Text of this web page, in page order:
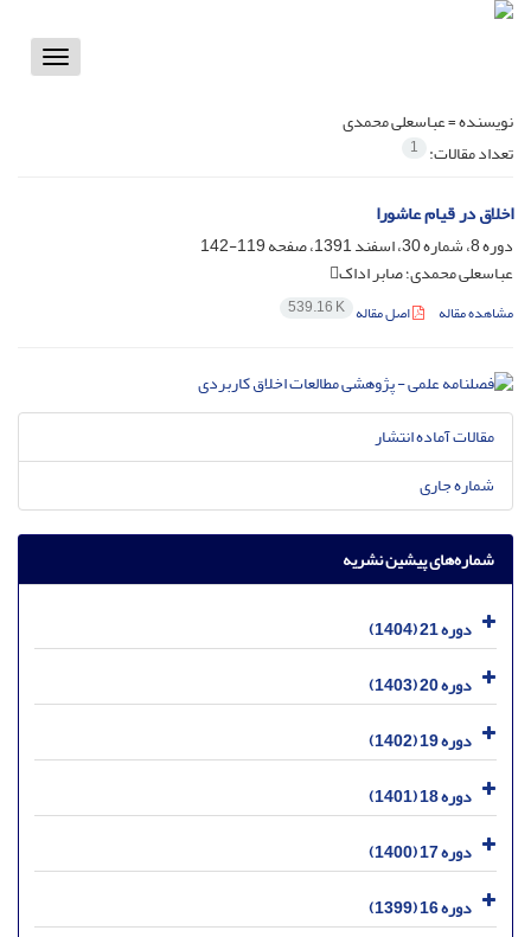
Toggle
نویسنده =عباسعلی محمدی
تعداد مقالات: 1
اخلاق در قیام عاشورا
دوره 8، شماره 30، اسفند 1391، صفحه
119-142
عباسعلی محمدی؛ صابر اداک
مشاهده مقاله اصل مقاله 539.16 K
مقالات آماده انتشار
شماره جاری
شماره‌های پیشین نشریه
دوره 21 (1404)
دوره 20 (1403)
دوره 19 (1402)
دوره 18 (1401)
دوره 17 (1400)
دوره 16 (1399)